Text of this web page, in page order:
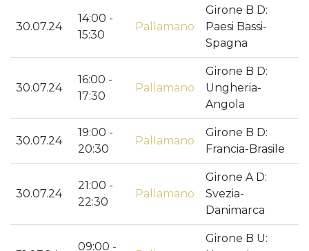
30.07.24
14:00 -
15:30
Pallamano
Girone B D:
Paesi Bassi-
Spagna
30.07.24
16:00 -
17:30
Pallamano
Girone B D:
Ungheria-
Angola
30.07.24
19:00 -
20:30
Pallamano
Girone B D:
Francia-Brasile
30.07.24
21:00 -
22:30
Pallamano
Girone A D:
Svezia-
Danimarca
09:00 -
Girone B U: